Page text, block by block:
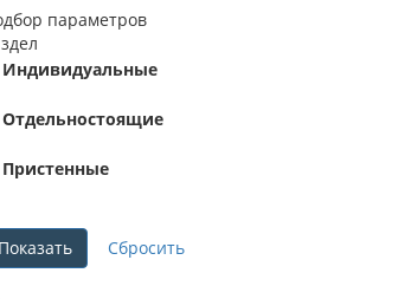
параметров
Индивидуальные
Отдельностоящие
Пристенные